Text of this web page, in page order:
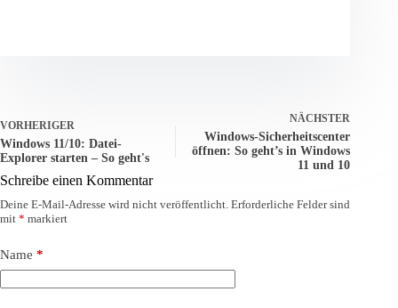
VORHERIGER
Windows 11/10: Datei-
Explorer starten – So geht's
NÄCHSTER
Windows-Sicherheitscenter
öffnen: So geht’s in Windows
11 und 10
Schreibe einen Kommentar
Deine E-Mail-Adresse wird nicht veröffentlicht. Erforderliche Felder sind
mit * markiert
Name *